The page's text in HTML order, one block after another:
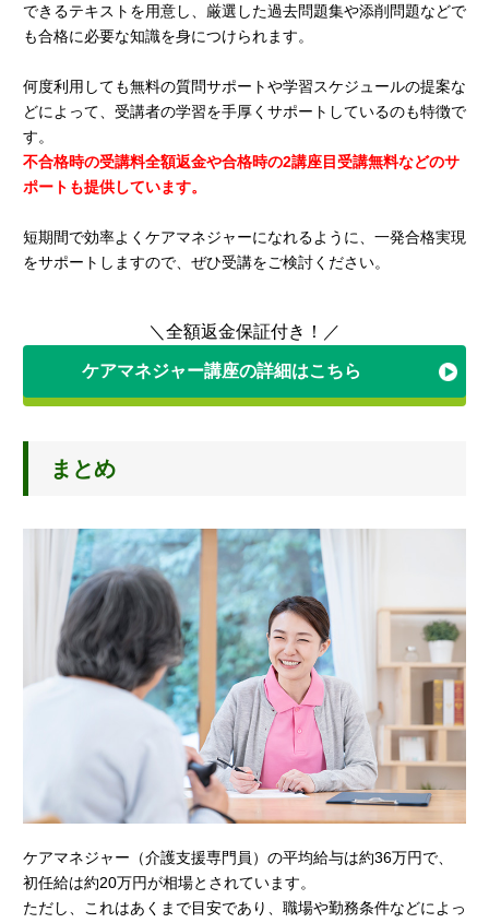
できるテキストを用意し、厳選した過去問題集や添削問題などで
も合格に必要な知識を身につけられます。
何度利用しても無料の質問サポートや学習スケジュールの提案な
どによって、受講者の学習を手厚くサポートしているのも特徴で
す。
不合格時の受講料全額返金や合格時の2講座目受講無料などのサ
ポートも提供しています。
短期間で効率よくケアマネジャーになれるように、一発合格実現
をサポートしますので、ぜひ受講をご検討ください。
＼全額返金保証付き！／
ケアマネジャー講座の詳細はこちら
まとめ
ケアマネジャー（介護支援専門員）の平均給与は約36万円で、
初任給は約20万円が相場とされています。
ただし、これはあくまで目安であり、職場や勤務条件などによっ